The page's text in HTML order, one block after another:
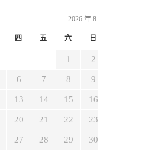
2026 年 8 月
四 五 六 日
1 2
6 7 8 9
13 14 15 16
20 21 22 23
27 28 29 30